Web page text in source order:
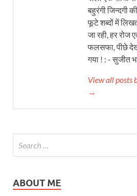
बहुरंगी जिन्दगी
फूटे शब्दों में
जा रही, हर रोज
फलसफा, पीछे
गया ! : - सुजीत
View all posts
→
ABOUT ME